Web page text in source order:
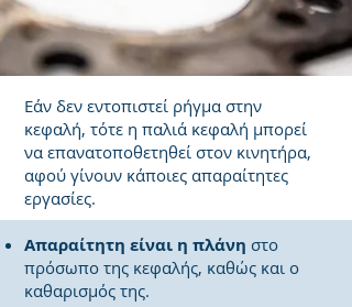
Εάν δεν εντοπιστεί ρήγμα στην
κεφαλή, τότε η παλιά κεφαλή μπορεί
να επανατοποθετηθεί στον κινητήρα,
αφού γίνουν κάποιες απαραίτητες
εργασίες.
Απαραίτητη είναι η πλάνη στο
πρόσωπο της κεφαλής, καθώς και ο
καθαρισμός της.